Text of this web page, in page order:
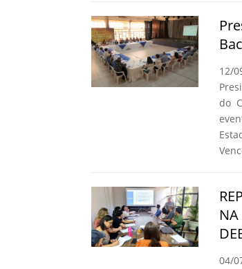
12/
do
04/